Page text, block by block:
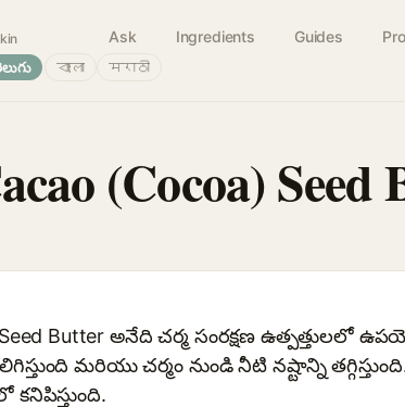
Ask Ingredients Guides
বাংলা मराठी
(Cocoa) Seed
Seed Butter అనేది చర్మ సంరక్షణ ఉత్పత్తులలో
మరియు చర్మం నుండి నీటి నష్టాన్ని